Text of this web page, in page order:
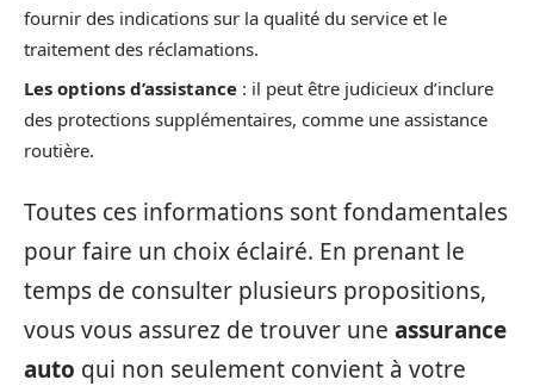
fournir des indications sur la qualité du service et le
traitement des réclamations.
Les options d’assistance : il peut être judicieux d’inclure
des protections supplémentaires, comme une assistance
routière.
Toutes ces informations sont fondamentales
pour faire un choix éclairé. En prenant le
temps de consulter plusieurs propositions,
vous vous assurez de trouver une assurance
auto qui non seulement convient à votre